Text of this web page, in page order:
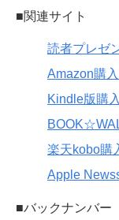
■関連サイト
読者プレゼ
Amazon購
Kindle版購
楽天kobo購
Apple
■バックナンバー